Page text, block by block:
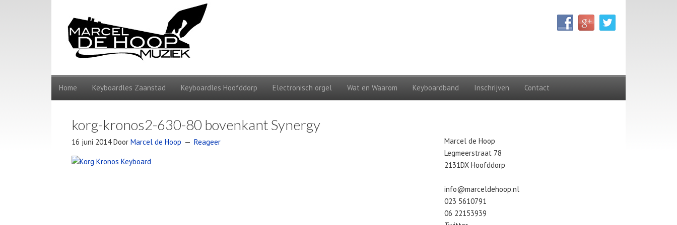
Home Keyboardles Zaanstad Keyboardles Hoofddorp Electronisch orgel Wat en Waarom Keyboardband Inschrijven Contact
korg-kronos2-630-80 bovenkant Synergy
16 juni 2014Door Marcel de Hoop Reageer
Marcel de Hoop
Legmeerstraat 78
2131DX Hoofddorp
info@marceldehoop.nl
023 5610791
06 22153939